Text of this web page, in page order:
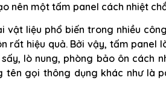
nên một tấm panel cách nhiệt
vật liệu phổ biến trong nhiều
rất hiệu quả. Bởi vậy, tấm panel
lò nung, phòng bảo ôn cách
tên gọi thông dụng khác như là